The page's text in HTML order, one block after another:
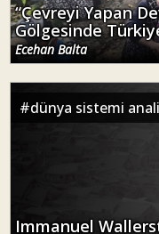
“Çevreyi Yapan
Gölgesinde
Ecehan Balta
#dünya sistemi
Immanuel